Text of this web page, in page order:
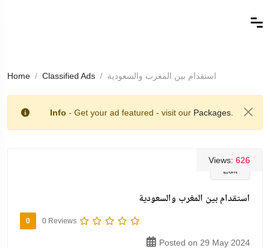
Home Classified Ads استقدام بين المغرب والسعودية
Info - Get your ad featured - visit our Packages.
Edit
Views: 626
استقدام بين المغرب والسعودية
0 0 Reviews
Posted on 29 May 2024